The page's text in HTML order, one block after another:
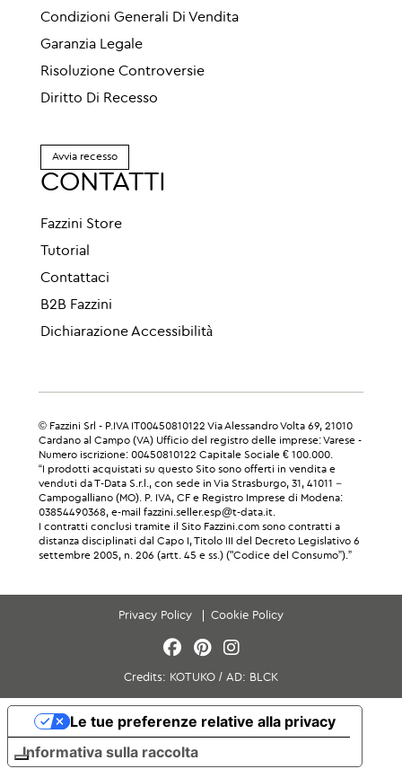
Condizioni Generali Di Vendita
Garanzia Legale
Risoluzione Controversie
Diritto Di Recesso
Avvia recesso
CONTATTI
Fazzini Store
Tutorial
Contattaci
B2B Fazzini
Dichiarazione Accessibilità
© Fazzini Srl - P.IVA IT00450810122 Via Alessandro Volta 69, 21010
Cardano al Campo (VA) Ufficio del registro delle imprese: Varese -
Numero iscrizione: 00450810122 Capitale Sociale € 100.000.
“I prodotti acquistati su questo Sito sono offerti in vendita e
venduti da T-Data S.r.l., con sede in Via Strasburgo, 31, 41011 –
Campogalliano (MO). P. IVA, CF e Registro Imprese di Modena:
03854490368, e-mail fazzini.seller.esp@t-data.it.
I contratti conclusi tramite il Sito Fazzini.com sono contratti a
distanza disciplinati dal Capo I, Titolo III del Decreto Legislativo 6
settembre 2005, n. 206 (artt. 45 e ss.) ("Codice del Consumo”).”
Privacy Policy Cookie Policy
Credits: KOTUKO / AD: BLCK
Informativa sulla raccolta
Le tue preferenze relative alla privacy